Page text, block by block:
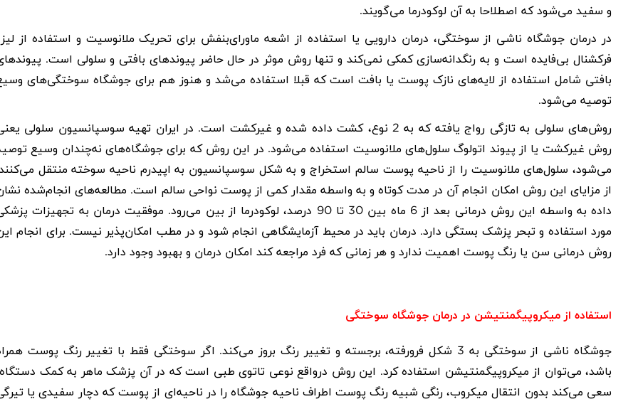
و سفید می‌شود که اصطلاحا به آن لوکودرما می‌گویند.
در درمان جوشگاه ناشی از سوختگی، درمان دارویی یا استفاده از اشعه ماورای‌بنفش برای تحریک ملانوسیت و استفاده از
فرکشنال بی‌فایده است و به رنگدانه‌سازی کمکی نمی‌کند و تنها روش موثر در حال حاضر پیوندهای بافتی و سلولی است.
بافتی شامل استفاده از لایه‌های نازک پوست یا بافت است که قبلا استفاده می‌شد و هنوز هم برای جوشگاه سوختگی‌های
توصیه می‌شود.
روش‌های سلولی به‌ تازگی رواج یافته که به 2 نوع، کشت داده شده و غیرکشت است. در ایران تهیه سوسپانسیون سلولی
روش غیرکشت یا از پیوند اتولوگ سلول‌های ملانوسیت استفاده می‌شود. در این روش که برای جوشگاه‌های نه‌چندان وسیع
می‌شود، سلول‌های ملانوسیت را از ناحیه پوست سالم استخراج و به شکل سوسپانسیون به اپیدرم ناحیه سوخته منتقل
از مزایای این روش امکان انجام آن در مدت کوتاه و به واسطه مقدار کمی از پوست نواحی سالم است. مطالعه‌های انجام‌شده
داده به واسطه این روش درمانی بعد از 6 ماه بین 30 تا 90 درصد، لوکودرما از بین می‌رود. موفقیت درمان به تجهیزات
مورد استفاده و تبحر پزشک بستگی دارد. درمان باید در محیط آزمایشگاهی انجام شود و در مطب امکان‌پذیر نیست. برای انجام
روش درمانی سن یا رنگ پوست اهمیت ندارد و هر زمانی که فرد مراجعه کند امکان درمان و بهبود وجود دارد.
استفاده از میکروپیگمنتیشن در درمان جوشگاه سوختگی
جوشگاه ناشی از سوختگی به 3 شکل فرورفته، برجسته و تغییر رنگ بروز می‌کند. اگر سوختگی فقط با تغییر رنگ پوست
باشد، می‌توان از میکروپیگمنتیشن استفاده کرد. این روش درواقع نوعی تاتوی طبی است که در آن پزشک ماهر به کمک
سعی می‌کند بدون انتقال میکروب، رنگی شبیه رنگ پوست اطراف ناحیه جوشگاه را در ناحیه‌ای از پوست که دچار سفیدی یا